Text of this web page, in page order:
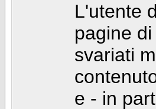
L'utente
pagine
svariati
e - in